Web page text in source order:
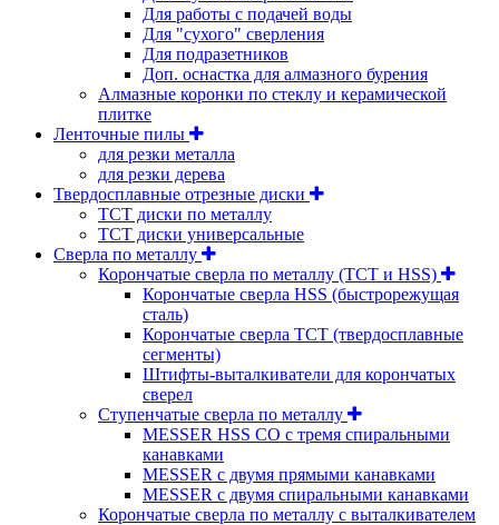
Для работы с подачей воды
Для "сухого" сверления
Для подразетников
Доп. оснастка для алмазного бурения
Алмазные коронки по стеклу и керамической
плитке
Ленточные пилы
для резки металла
для резки дерева
Твердосплавные отрезные диски
ТСТ диски по металлу
ТСТ диски универсальные
Сверла по металлу
Корончатые сверла по металлу (TCT и HSS)
Корончатые сверла HSS (быстрорежущая
сталь)
Корончатые сверла TCT (твердосплавные
сегменты)
Штифты-выталкиватели для корончатых
сверел
Ступенчатые сверла по металлу
MESSER HSS CО с тремя спиральными
канавками
MESSER с двумя прямыми канавками
MESSER с двумя спиральными канавками
Корончатые сверла по металлу c выталкивателем